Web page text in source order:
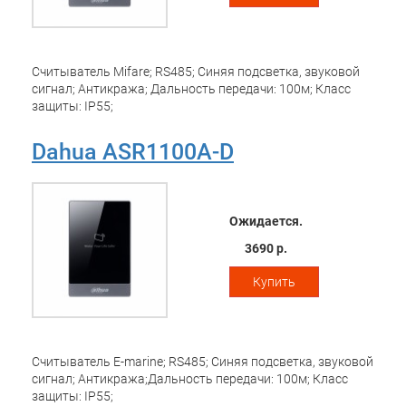
Считыватель Mifare; RS485; Синяя подсветка, звуковой
сигнал; Антикража; Дальность передачи: 100м; Класс
защиты: IP55;
Dahua ASR1100A-D
Считыватель E-marine; RS485; Синяя подсветка, звуковой
сигнал; Антикража;Дальность передачи: 100м; Класс
защиты: IP55;
Ожидается.
3690 р.
Купить